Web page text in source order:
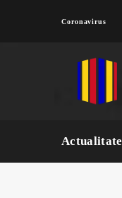
Coronavirus
Actualitate